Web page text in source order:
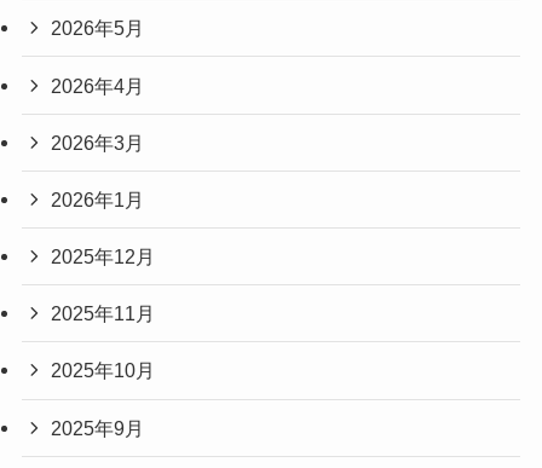
2026年5月
2026年4月
2026年3月
2026年1月
2025年12月
2025年11月
2025年10月
2025年9月